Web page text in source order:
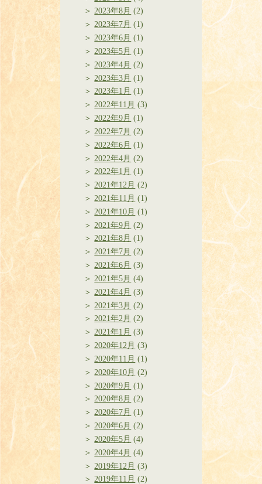
2023年8月 (2)
2023年7月 (1)
2023年6月 (1)
2023年5月 (1)
2023年4月 (2)
2023年3月 (1)
2023年1月 (1)
2022年11月 (3)
2022年9月 (1)
2022年7月 (2)
2022年6月 (1)
2022年4月 (2)
2022年1月 (1)
2021年12月 (2)
2021年11月 (1)
2021年10月 (1)
2021年9月 (2)
2021年8月 (1)
2021年7月 (2)
2021年6月 (3)
2021年5月 (4)
2021年4月 (3)
2021年3月 (2)
2021年2月 (2)
2021年1月 (3)
2020年12月 (3)
2020年11月 (1)
2020年10月 (2)
2020年9月 (1)
2020年8月 (2)
2020年7月 (1)
2020年6月 (2)
2020年5月 (4)
2020年4月 (4)
2019年12月 (3)
2019年11月 (2)